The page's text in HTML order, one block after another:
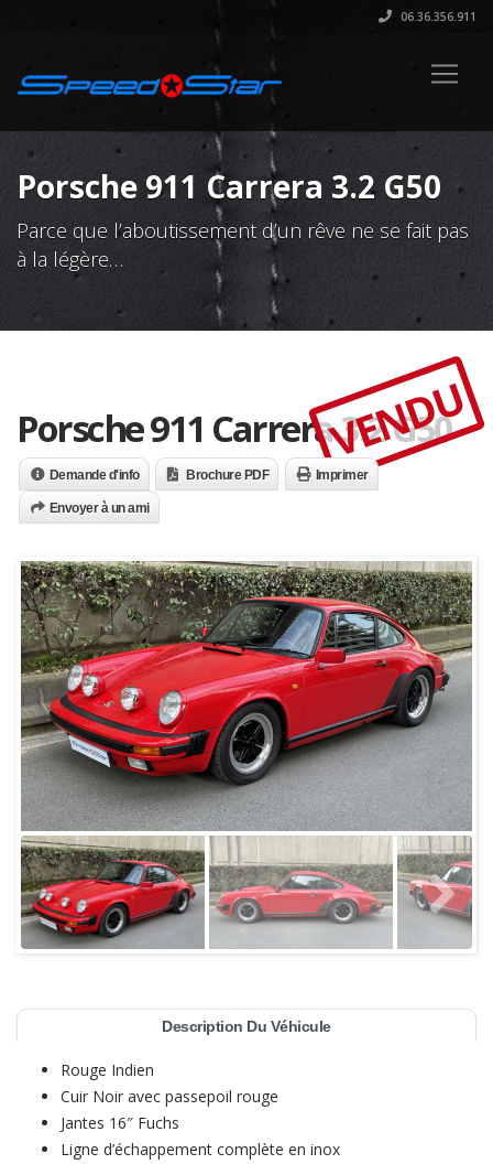
06.36.356.911
Porsche 911 Carrera 3.2 G50
Parce que l’aboutissement d’un rêve ne se fait pas
à la légère…
Porsche 911 Carrera 3.2 G50
VENDU
Demande d'info Brochure PDF Imprimer
Envoyer à un ami
Description Du Véhicule
Rouge Indien
Cuir Noir avec passepoil rouge
Jantes 16″ Fuchs
Ligne d’échappement complète en inox